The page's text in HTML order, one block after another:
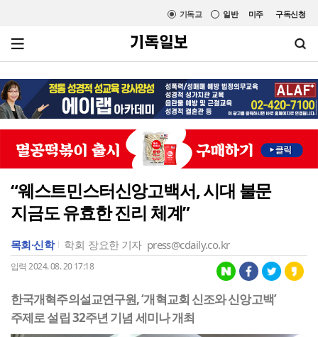
미주 구독신청
일반
기독교
“웨스트민스터신앙고백서, 시대 불문
지금도 유효한 진리 체계”
목회·신학 학회 장요한 기자 press@cdaily.co.kr
입력 2024. 08. 20 17:18
한국개혁주의설교연구원, ‘개혁교회 신조와 신앙고백’
주제로 설립 32주년 기념 세미나 개최